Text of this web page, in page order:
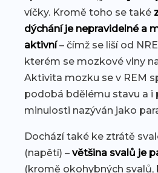
víčky. Kromě toho se také
dýchání je nepravidelné a
aktivní– čímž se liší od
kterém se mozkové vlny
Aktivita mozku se v REM
podobá bdělému stavu a i
minulosti nazýván jako
Dochází také ke ztrátě
(napětí) – většina svalů je
(kromě okohybných svalů,